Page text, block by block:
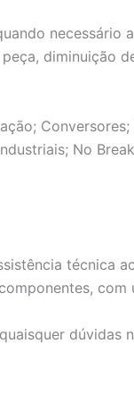
necessário
diminuição
No
técnica
dúvidas